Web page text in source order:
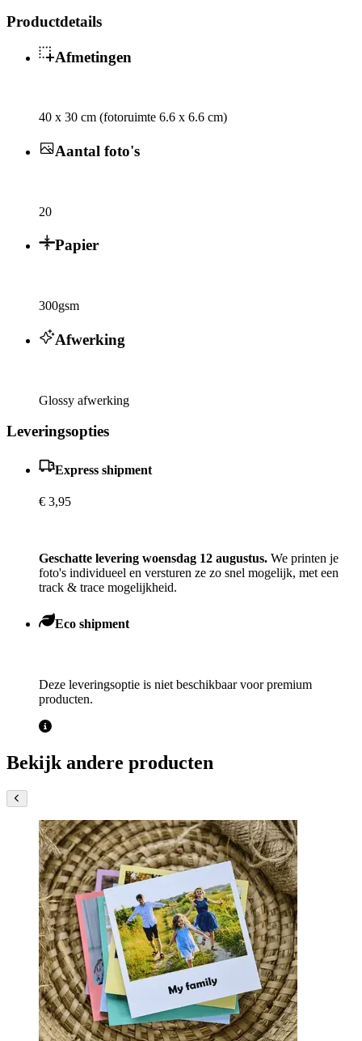
Productdetails
Afmetingen
40 x 30 cm (fotoruimte 6.6 x 6.6 cm)
Aantal foto's
20
Papier
300gsm
Afwerking
Glossy afwerking
Leveringsopties
Express shipment
€ 3,95
Geschatte levering woensdag 12 augustus. We printen je
foto's individueel en versturen ze zo snel mogelijk, met een
track & trace mogelijkheid.
Eco shipment
Deze leveringsoptie is niet beschikbaar voor premium
producten.
Bekijk andere producten